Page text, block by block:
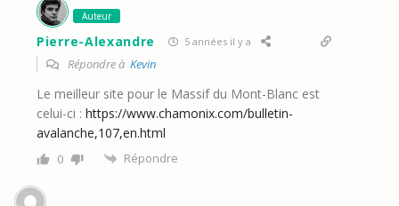
Auteur
Pierre-Alexandre 5 années il y a
Répondre à Kevin
Le meilleur site pour le Massif du Mont-Blanc est
celui-ci : https://www.chamonix.com/bulletin-
avalanche,107,en.html
0 Répondre